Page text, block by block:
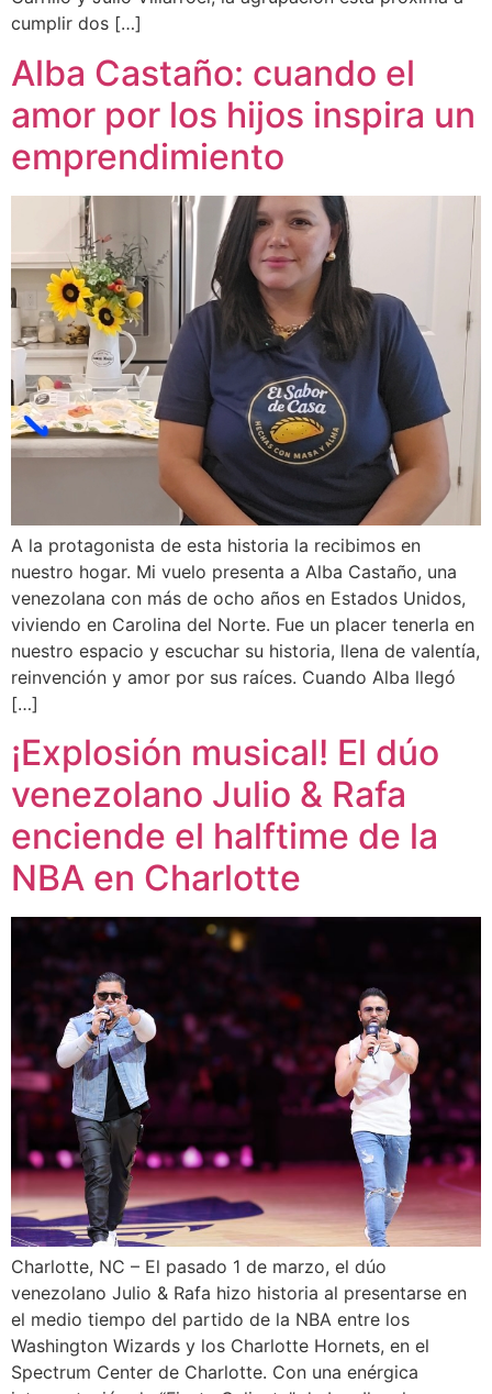
cumplir dos […]
Alba Castaño: cuando el
amor por los hijos inspira un
emprendimiento
A la protagonista de esta historia la recibimos en
nuestro hogar. Mi vuelo presenta a Alba Castaño, una
venezolana con más de ocho años en Estados Unidos,
viviendo en Carolina del Norte. Fue un placer tenerla en
nuestro espacio y escuchar su historia, llena de valentía,
reinvención y amor por sus raíces. Cuando Alba llegó
[…]
¡Explosión musical! El dúo
venezolano Julio & Rafa
enciende el halftime de la
NBA en Charlotte
Charlotte, NC – El pasado 1 de marzo, el dúo
venezolano Julio & Rafa hizo historia al presentarse en
el medio tiempo del partido de la NBA entre los
Washington Wizards y los Charlotte Hornets, en el
Spectrum Center de Charlotte. Con una enérgica